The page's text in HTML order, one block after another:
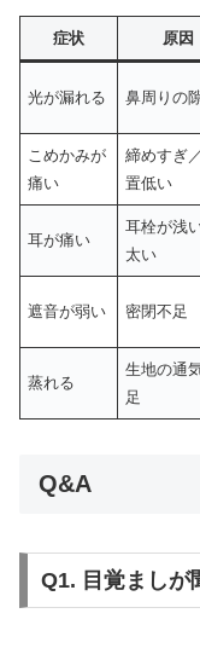
症状 原因
光が漏れる 鼻周りの
こめかみが
痛い
締めすぎ
置低い
耳が痛い
耳栓が浅
太い
遮音が弱い 密閉不足
蒸れる
生地の通
足
Q&A
Q1. 目覚ましが